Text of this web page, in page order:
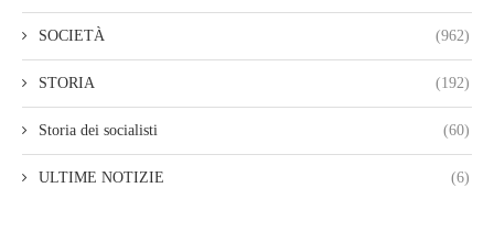
SOCIETÀ (962)
STORIA (192)
Storia dei socialisti (60)
ULTIME NOTIZIE (6)